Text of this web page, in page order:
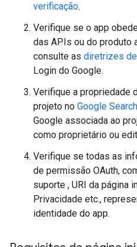
verificação.
Verifique se o app
das APIs ou do produto
consulte as diretrizes
Login do Google.
Verifique a propriedade
projeto no Google
Google associada ao
como proprietário ou
Verifique se todas as
de permissão OAuth,
suporte , URI da página
Privacidade etc.,
identidade do app.